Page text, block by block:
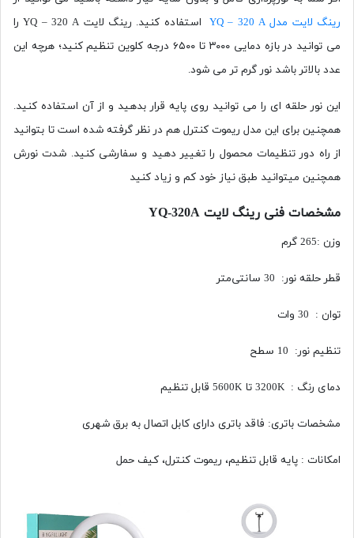
رینگ لایت مدل YQ – 320 A
استفاده کنید. رینگ لایت YQ – 320 A را
می توانید در بازه دمایی ۳۰۰۰ تا ۶۵۰۰ درجه کلوین تنظیم کنید؛ هرچه این
عدد بالاتر باشد نور گرم تر می شود.
این نور حلقه ای را می توانید روی پایه قرار بدهید و از آن استفاده کنید.
همچنین برای این مدل ریموت کنترل هم در نظر گرفته شده است تا بتوانید
از راه دور تنظیمات محصول را تغییر دهید و سفارشی کنید. شدت نورش
همچنین میتوانید طبق نیاز خود کم و زیاد کنید
مشخصات فنی رینگ لایت YQ-320A
وزن :265 گرم
قطر حلقه نور: 30 سانتی‌متر
توان : 30 وات
تنظیم نور: 10 سطح
دمای رنگ : 3200K تا 5600K قابل تنظیم
مشخصات باتری: فاقد باتری دارای کابل اتصال به برق شهری
امکانات : پایه قابل تنظیم، ریموت کنترل، کیف حمل